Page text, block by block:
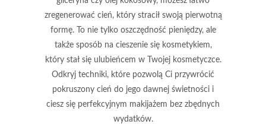
zregenerować cień, który stracił swoją pierwotną
formę. To nie tylko oszczędność pieniędzy, ale
także sposób na cieszenie się kosmetykiem,
który stał się ulubieńcem w Twojej kosmetyczce.
Odkryj techniki, które pozwolą Ci przywrócić
pokruszony cień do jego dawnej świetności i
ciesz się perfekcyjnym makijażem bez zbędnych
wydatków.